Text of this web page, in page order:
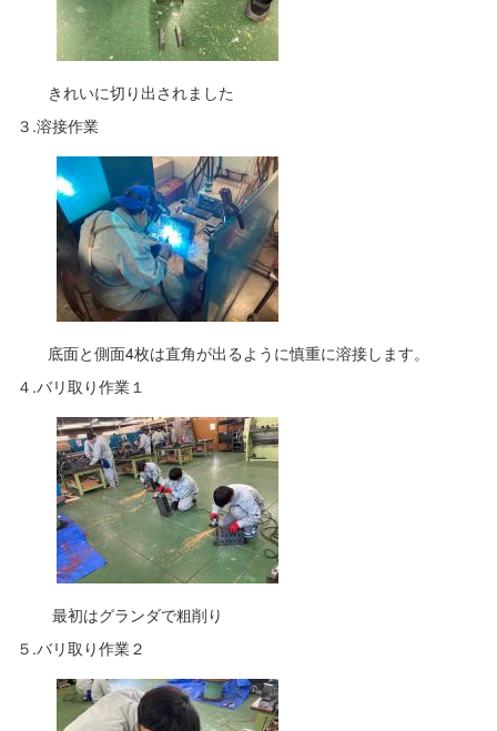
きれいに切り出されました
３.溶接作業
底面と側面4枚は直角が出るように慎重に溶接します。
４.バリ取り作業１
最初はグランダで粗削り
５.バリ取り作業２